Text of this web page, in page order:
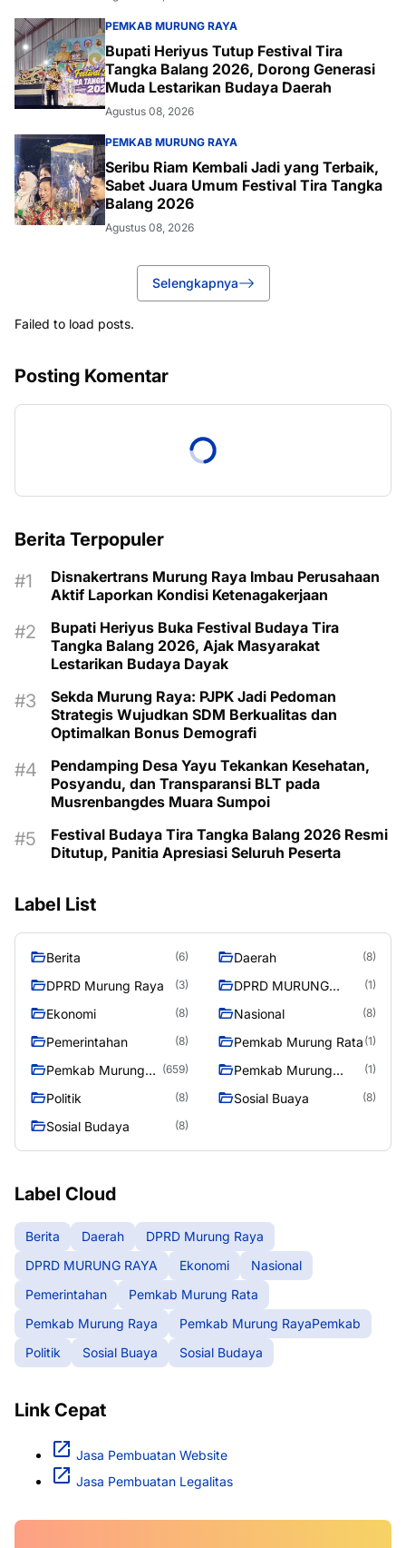
PEMKAB MURUNG RAYA
Bupati Heriyus Tutup Festival Tira
Tangka Balang 2026, Dorong Generasi
Muda Lestarikan Budaya Daerah
Agustus 08, 2026
PEMKAB MURUNG RAYA
Seribu Riam Kembali Jadi yang Terbaik,
Sabet Juara Umum Festival Tira Tangka
Balang 2026
Agustus 08, 2026
Selengkapnya
Failed to load posts.
Posting Komentar
Berita Terpopuler
Disnakertrans Murung Raya Imbau Perusahaan
Aktif Laporkan Kondisi Ketenagakerjaan
Bupati Heriyus Buka Festival Budaya Tira
Tangka Balang 2026, Ajak Masyarakat
Lestarikan Budaya Dayak
Sekda Murung Raya: PJPK Jadi Pedoman
Strategis Wujudkan SDM Berkualitas dan
Optimalkan Bonus Demografi
Pendamping Desa Yayu Tekankan Kesehatan,
Posyandu, dan Transparansi BLT pada
Musrenbangdes Muara Sumpoi
Festival Budaya Tira Tangka Balang 2026 Resmi
Ditutup, Panitia Apresiasi Seluruh Peserta
Label List
Berita (6) Daerah (8)
DPRD Murung Raya (3)
DPRD MURUNG
(1)
Ekonomi (8) Nasional (8)
Pemerintahan (8) Pemkab Murung Rata (1)
Pemkab Murung
(659)
Pemkab Murung
(1)
Politik (8) Sosial Buaya (8)
Sosial Budaya (8)
Label Cloud
Berita Daerah
DPRD Murung Raya
DPRD MURUNG RAYA
Ekonomi
Nasional
Pemerintahan
Pemkab Murung Rata
Pemkab Murung Raya
Pemkab Murung RayaPemkab
Politik
Sosial Buaya Sosial Budaya
Link Cepat
Jasa Pembuatan Website
Jasa Pembuatan Legalitas